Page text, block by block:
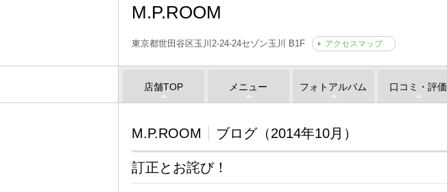
M.P.ROOM
東京都世田谷区玉川2-24-24セゾン玉川 B1F アクセスマップ
店舗TOP メニュー フォトアルバム 口コミ・評価
M.P.ROOM ブログ（2014年10月）
訂正とお詫び！